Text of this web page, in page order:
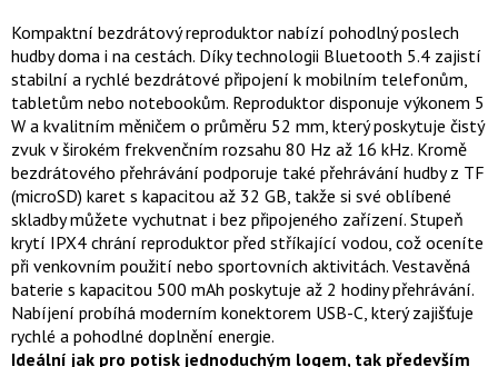
Kompaktní bezdrátový reproduktor nabízí pohodlný poslech
hudby doma i na cestách. Díky technologii Bluetooth 5.4 zajistí
stabilní a rychlé bezdrátové připojení k mobilním telefonům,
tabletům nebo notebookům. Reproduktor disponuje výkonem 5
W a kvalitním měničem o průměru 52 mm, který poskytuje čistý
zvuk v širokém frekvenčním rozsahu 80 Hz až 16 kHz. Kromě
bezdrátového přehrávání podporuje také přehrávání hudby z TF
(microSD) karet s kapacitou až 32 GB, takže si své oblíbené
skladby můžete vychutnat i bez připojeného zařízení. Stupeň
krytí IPX4 chrání reproduktor před stříkající vodou, což oceníte
při venkovním použití nebo sportovních aktivitách. Vestavěná
baterie s kapacitou 500 mAh poskytuje až 2 hodiny přehrávání.
Nabíjení probíhá moderním konektorem USB-C, který zajišťuje
rychlé a pohodlné doplnění energie.
Ideální jak pro potisk jednoduchým logem, tak především